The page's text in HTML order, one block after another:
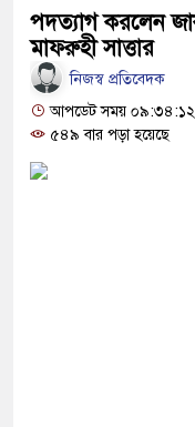
দায়ী থাকবে
বর্তমান সরকার:
করতে ন্যাটোভুক্ত দেশে
পদত্যাগ করলেন
মাফরুহী সাত্তার
নিজস্ব প্রতিবেদক
আপডেট সময় ০৯:৩৪:১২
৫৪৯ বার পড়া হয়েছে